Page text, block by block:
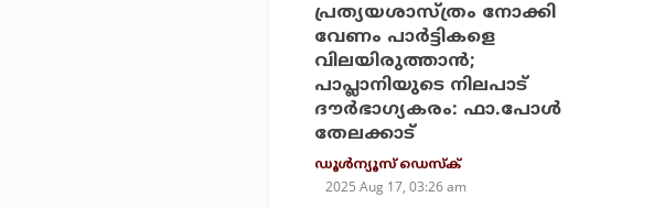
പ്രത്യയശാസ്ത്രം നോക്കി
വേണം പാര്‍ട്ടികളെ
വിലയിരുത്താന്‍;
പാപ്ലാനിയുടെ നിലപാട്
ദൗര്‍ഭാഗ്യകരം: ഫാ.പോള്‍
തേലക്കാട്
ഡൂള്‍ന്യൂസ് ഡെസ്‌ക്
2025 Aug 17, 03:26 am